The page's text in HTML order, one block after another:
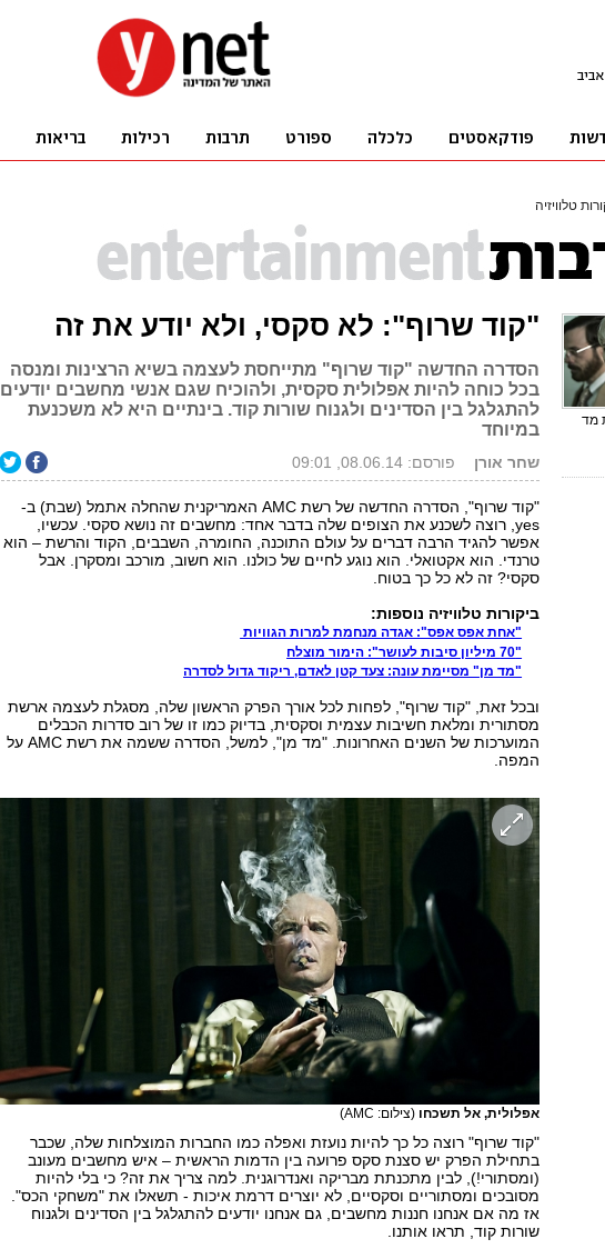
טלוויזיה
"קוד שרוף": לא סקסי, ולא יודע את זה
הסדרה החדשה "קוד שרוף" מתייחסת לעצמה בשיא הרצינות ומנסה
בכל כוחה להיות אפלולית סקסית, ולהוכיח שגם אנשי מחשבים יודעים
להתגלגל בין הסדינים ולגנוח שורות קוד. בינתיים היא לא משכנעת
במיוחד
שחר אורן פורסם: 08.06.14, 09:01
"קוד שרוף", הסדרה החדשה של רשת AMC האמריקנית שהחלה אתמל (שבת) ב-
yes, רוצה לשכנע את הצופים שלה בדבר אחד: מחשבים זה נושא סקסי. עכשיו,
אפשר להגיד הרבה דברים על עולם התוכנה, החומרה, השבבים, הקוד והרשת – הוא
טרנדי. הוא אקטואלי. הוא נוגע לחיים של כולנו. הוא חשוב, מורכב ומסקרן. אבל
סקסי? זה לא כל כך בטוח.
ביקורות טלוויזיה נוספות:
"אחת אפס אפס": אגדה מנחמת למרות הגוויות
"70 מיליון סיבות לעושר": הימור מוצלח
"מד מן" מסיימת עונה: צעד קטן לאדם, ריקוד גדול לסדרה
ובכל זאת, "קוד שרוף", לפחות לכל אורך הפרק הראשון שלה, מסגלת לעצמה ארשת
מסתורית ומלאת חשיבות עצמית וסקסית, בדיוק כמו זו של רוב סדרות הכבלים
המוערכות של השנים האחרונות. "מד מן", למשל, הסדרה ששמה את רשת AMC על
המפה.
אפלולית, אל תשכחו (צילום: AMC)
"קוד שרוף" רוצה כל כך להיות נועזת ואפלה כמו החברות המוצלחות שלה, שכבר
בתחילת הפרק יש סצנת סקס פרועה בין הדמות הראשית – איש מחשבים מעונב
(ומסתורי!), לבין מתכנתת מבריקה ואנדרוגנית. למה צריך את זה? כי בלי להיות
מסובכים ומסתוריים וסקסיים, לא יוצרים דרמת איכות - תשאלו את "משחקי הכס".
אז מה אם אנחנו חננות מחשבים, גם אנחנו יודעים להתגלגל בין הסדינים ולגנוח
שורות קוד, תראו אותנו.
מד